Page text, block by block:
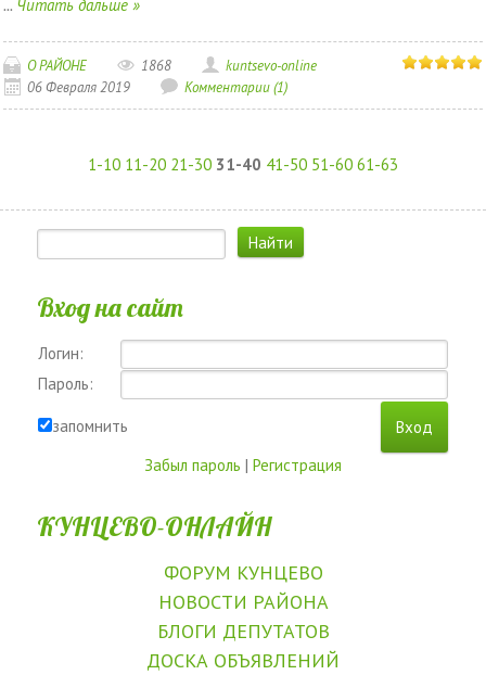
... Читать дальше »
О РАЙОНЕ 1868
kuntsevo-online
06 Февраля 2019
Комментарии (1)
1-10 11-20 21-30 31-40 41-50 51-60 61-63
Вход на сайт
Логин:
Пароль:
запомнить
Забыл пароль | Регистрация
КУНЦЕВО-ОНЛАЙН
ФОРУМ КУНЦЕВО
НОВОСТИ РАЙОНА
БЛОГИ ДЕПУТАТОВ
ДОСКА ОБЪЯВЛЕНИЙ